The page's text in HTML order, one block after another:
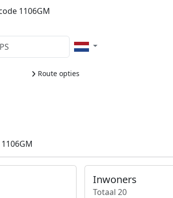
1106GM
Route opties
Inwoners
Totaal 20